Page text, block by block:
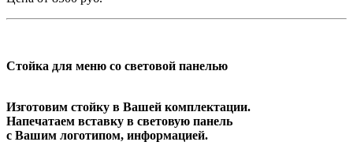
Стойка для меню со световой панелью
Изготовим стойку в Вашей комплектации.
Напечатаем вставку в световую панель
с Вашим логотипом, информацией.